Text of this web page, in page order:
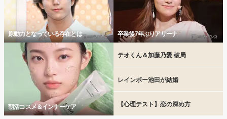
原動力となっている存在とは 卒業後7年ぶりアリーナ
朝活コスメ＆インナーケア
テオくん＆加藤乃愛 破局
レインボー池田が結婚
【心理テスト】恋の深め方